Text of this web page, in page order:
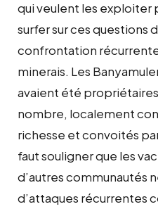
qui veulent les exploiter
surfer sur ces questions
confrontation
minerais. Les
avaient été
nombre, localement
richesse et convoités
faut souligner que les
d’autres communautés
d’attaques récurrentes